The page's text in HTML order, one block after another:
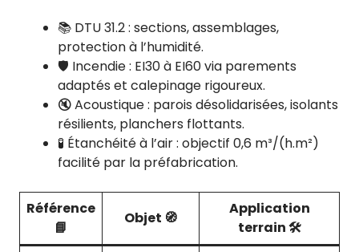
📚 DTU 31.2 : sections, assemblages,
protection à l’humidité.
🛡️ Incendie : EI30 à EI60 via parements
adaptés et calepinage rigoureux.
🔇 Acoustique : parois désolidarisées, isolants
résilients, planchers flottants.
🧪 Étanchéité à l’air : objectif 0,6 m³/(h.m²)
facilité par la préfabrication.
Référence
📘
Objet 🧭
Application
terrain 🛠️